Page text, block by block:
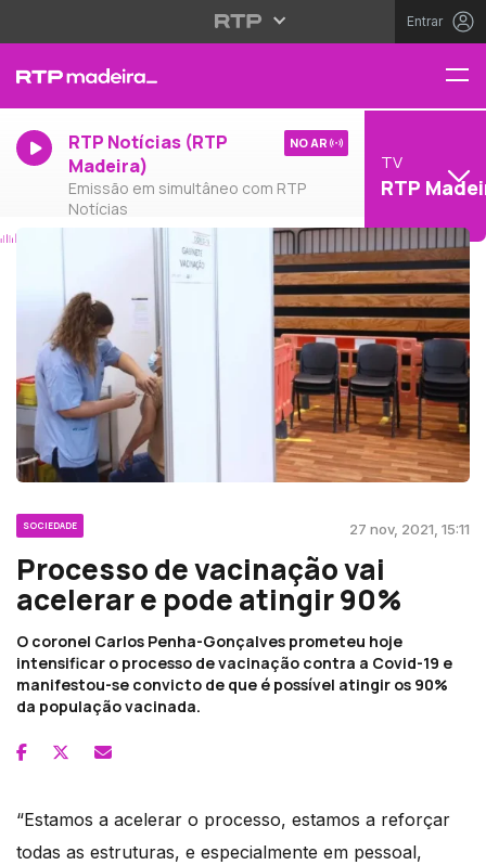
Entrar
RTP Notícias (RTP
Madeira)
Emissão em simultâneo com RTP
Notícias
NO AR
TV
RTP
SOCIEDADE 27 nov, 2021, 15:11
Processo de vacinação vai
acelerar e pode atingir 90%
O coronel Carlos Penha-Gonçalves prometeu hoje
intensificar o processo de vacinação contra a Covid-19 e
manifestou-se convicto de que é possível atingir os 90%
da população vacinada.
“Estamos a acelerar o processo, estamos a reforçar
todas as estruturas, e especialmente em pessoal,